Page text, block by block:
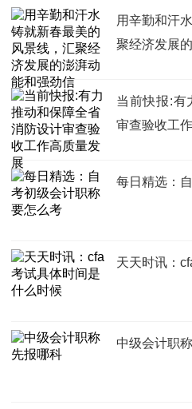
用辛勤和汗
聚经济发展
当前快报:有
审查验收工
每日精选：
天天时讯：
中级会计职